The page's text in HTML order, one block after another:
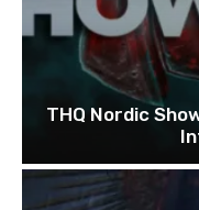
THQ Nordic